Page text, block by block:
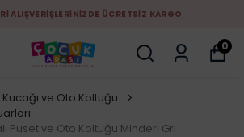
ALIŞVERİŞLERİNİZDE ÜCRETSİZ KARGO
0
ve Oto Koltuğu
Puset ve Oto Koltuğu Minderi Gri